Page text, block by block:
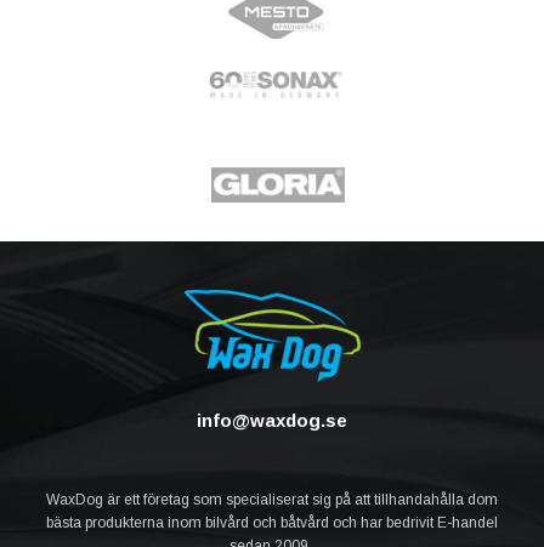
info@waxdog.se
WaxDog är ett företag som specialiserat sig på att tillhandahålla dom
bästa produkterna inom bilvård och båtvård och har bedrivit E-handel